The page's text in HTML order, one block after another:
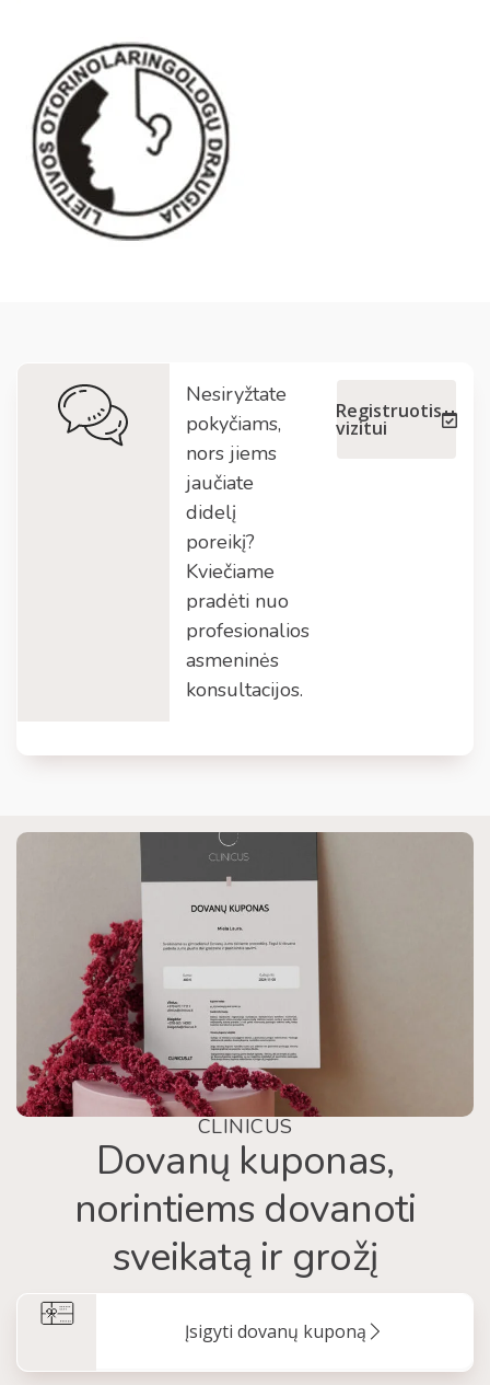
Nesiryžtate
pokyčiams,
nors jiems
jaučiate
didelį
poreikį?
Kviečiame
pradėti nuo
profesionalios
asmeninės
konsultacijos.
Registruotis
vizitui
CLINICUS
Dovanų kuponas,
norintiems dovanoti
sveikatą ir grožį
Įsigyti dovanų kuponą